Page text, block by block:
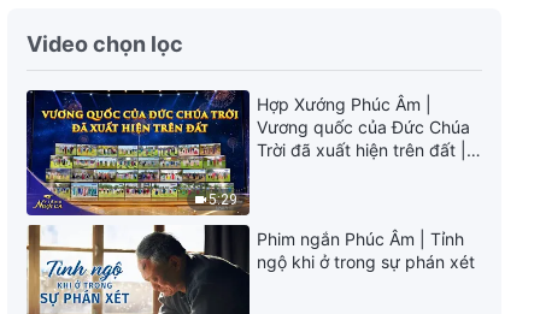
13:45
trụ: Chương 19
12:51
Lời Đức Chúa Trời | Những lời
của Đức Chúa Trời với toàn vũ
trụ: Chương 20
Video chọn lọc
5:29
Hợp Xướng Phúc Âm |
Vương quốc của Đức Chúa
Trời đã xuất hiện trên đất |
Phim ngắn Phúc Âm | Tỉnh
ngộ khi ở trong sự phán xét